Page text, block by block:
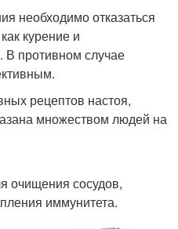
необходимо отказаться
курение и
В противном случае
рецептов настоя,
множеством людей на
очищения сосудов,
иммунитета.